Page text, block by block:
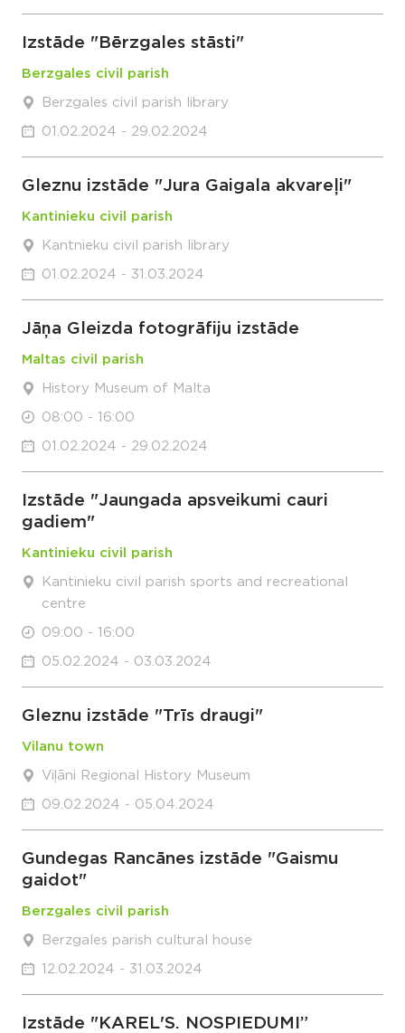
Izstāde "Bērzgales stāsti"
Berzgales civil parish
Berzgales civil parish library
01.02.2024 - 29.02.2024
Gleznu izstāde "Jura Gaigala akvareļi"
Kantinieku civil parish
Kantnieku civil parish library
01.02.2024 - 31.03.2024
Jāņa Gleizda fotogrāfiju izstāde
Maltas civil parish
History Museum of Malta
08:00 - 16:00
01.02.2024 - 29.02.2024
Izstāde "Jaungada apsveikumi cauri
gadiem"
Kantinieku civil parish
Kantinieku civil parish sports and recreational
centre
09:00 - 16:00
05.02.2024 - 03.03.2024
Gleznu izstāde "Trīs draugi"
Vilanu town
Viļāni Regional History Museum
09.02.2024 - 05.04.2024
Gundegas Rancānes izstāde "Gaismu
gaidot"
Berzgales civil parish
Berzgales parish cultural house
12.02.2024 - 31.03.2024
Izstāde "KAREL'S. NOSPIEDUMI”